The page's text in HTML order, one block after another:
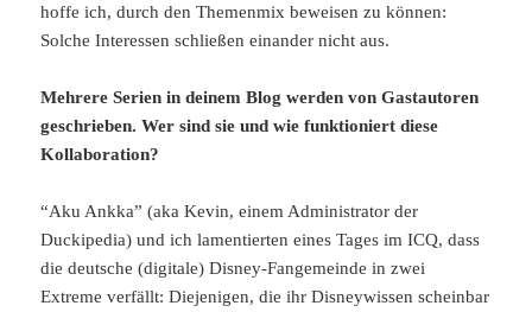
hoffe ich, durch den Themenmix beweisen zu können:
Solche Interessen schließen einander nicht aus.
Mehrere Serien in deinem Blog werden von Gastautoren
geschrieben. Wer sind sie und wie funktioniert diese
Kollaboration?
“Aku Ankka” (aka Kevin, einem Administrator der
Duckipedia) und ich lamentierten eines Tages im ICQ, dass
die deutsche (digitale) Disney-Fangemeinde in zwei
Extreme verfällt: Diejenigen, die ihr Disneywissen scheinbar